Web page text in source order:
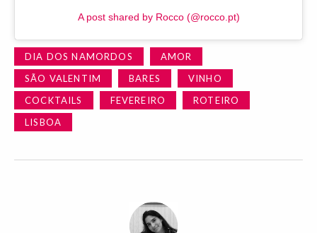
A post shared by Rocco (@rocco.pt)
DIA DOS NAMORDOS
AMOR
SÃO VALENTIM
BARES
VINHO
COCKTAILS
FEVEREIRO
ROTEIRO
LISBOA